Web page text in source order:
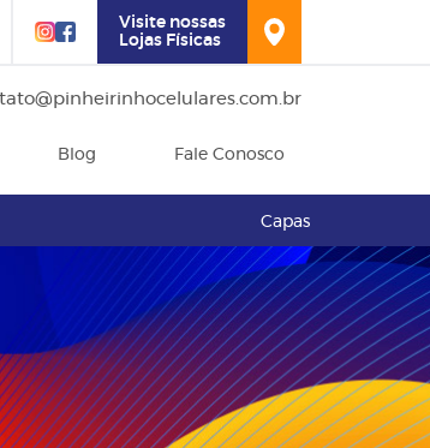
Visite nossas
Lojas Físicas
Blog Fale Conosco
Capas